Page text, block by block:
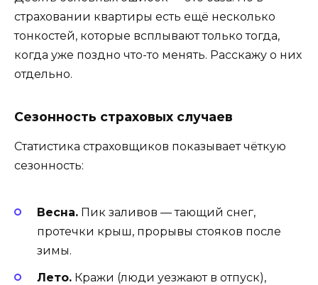
страховании квартиры есть ещё несколько
тонкостей, которые всплывают только тогда,
когда уже поздно что-то менять. Расскажу о них
отдельно.
Сезонность страховых случаев
Статистика страховщиков показывает чёткую
сезонность:
Весна. Пик заливов — тающий снег,
протечки крыш, прорывы стояков после
зимы.
Лето. Кражи (люди уезжают в отпуск),